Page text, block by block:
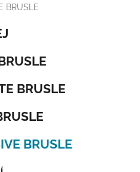
BRUSLE
BRUSLE
BRUSLE